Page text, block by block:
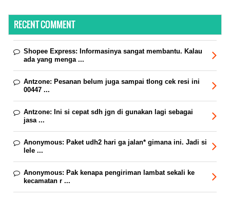
RECENT COMMENT
Shopee Express: Informasinya sangat membantu. Kalau
ada yang menga ...
Antzone: Pesanan belum juga sampai tlong cek resi ini
00447 ...
Antzone: Ini si cepat sdh jgn di gunakan lagi sebagai
jasa ...
Anonymous: Paket udh2 hari ga jalan* gimana ini. Jadi si
lele ...
Anonymous: Pak kenapa pengiriman lambat sekali ke
kecamatan r ...